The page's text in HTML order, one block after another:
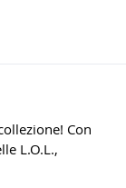
Con
L.O.L.,